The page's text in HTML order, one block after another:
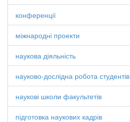
конференції
міжнародні проекти
наукова діяльність
науково-дослідна робота студентів
наукові школи факультетів
підготовка наукових кадрів